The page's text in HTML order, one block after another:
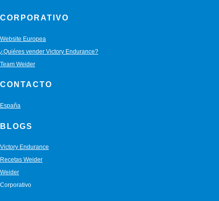
CORPORATIVO
Website Europea
¿Quiéres vender Victory Endurance?
Team Weider
CONTACTO
España
BLOGS
Victory Endurance
Recetas Weider
Weider
Corporativo